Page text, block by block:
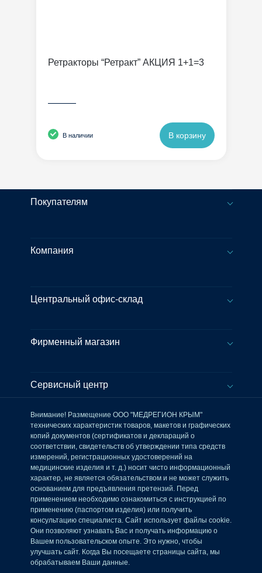
Ретракторы “Ретракт” АКЦИЯ 1+1=3
———
В наличии В корзину
Покупателям
Компания
Центральный офис-склад
Фирменный магазин
Сервисный центр
Внимание! Размещение ООО "МЕДРЕГИОН КРЫМ"
технических характеристик товаров, макетов и графических
копий документов (сертификатов и деклараций о
соответствии, свидетельств об утверждении типа средств
измерений, регистрационных удостоверений на
медицинские изделия и т. д.) носит чисто информационный
характер, не является обязательством и не может служить
основанием для предъявления претензий. Перед
применением необходимо ознакомиться с инструкцией по
применению (паспортом изделия) или получить
консультацию специалиста. Сайт использует файлы cookie.
Они позволяют узнавать Вас и получать информацию о
Вашем пользовательском опыте. Это нужно, чтобы
улучшать сайт. Когда Вы посещаете страницы сайта, мы
обрабатываем Ваши данные.